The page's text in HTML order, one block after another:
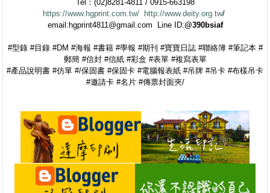
Tel：(02)8281-4811 / 0915-663198
https://www.hgprint.com.tw/ http://www.deity.org.tw/
email:hgprint4811@gmail.com Line ID:@390bsiaf
#型錄 #目錄 #DM #海報 #書籍 #學報 #期刊 #寶寶日誌 #聯絡簿 #筆記本 #
郵簡 #信封 #信紙 #彩盒 #表單 #複寫表單
#產品說明書 #仿單 #/保固書 #保固卡 #電腦報表紙 #吊牌 #吊卡 #布樣吊卡
#邀請卡 #名片 #傳票封面夾/